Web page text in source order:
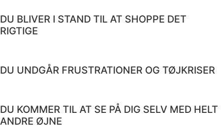
DU BLIVER I STAND TIL AT SHOPPE DET
RIGTIGE
DU UNDGÅR FRUSTRATIONER OG TØJKRISER
DU KOMMER TIL AT SE PÅ DIG SELV MED HELT
ANDRE ØJNE